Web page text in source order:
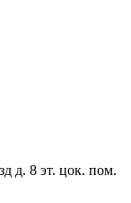
д. 8 эт. цок. пом.